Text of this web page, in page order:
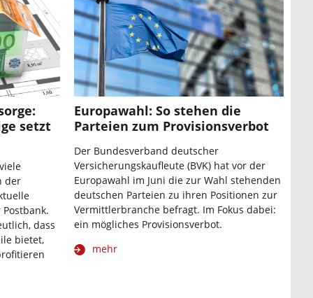
setzt
der
dass
bietet,
Europawahl: So stehen die
Parteien zum Provisionsverbot
Der Bundesverband deutscher
Versicherungskaufleute (BVK) hat vor der
Europawahl im Juni die zur Wahl stehenden
deutschen Parteien zu ihren Positionen zur
Vermittlerbranche befragt. Im Fokus dabei:
ein mögliches Provisionsverbot.
mehr